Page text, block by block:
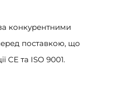
конкурентними
поставкою, що
CE та ISO 9001.